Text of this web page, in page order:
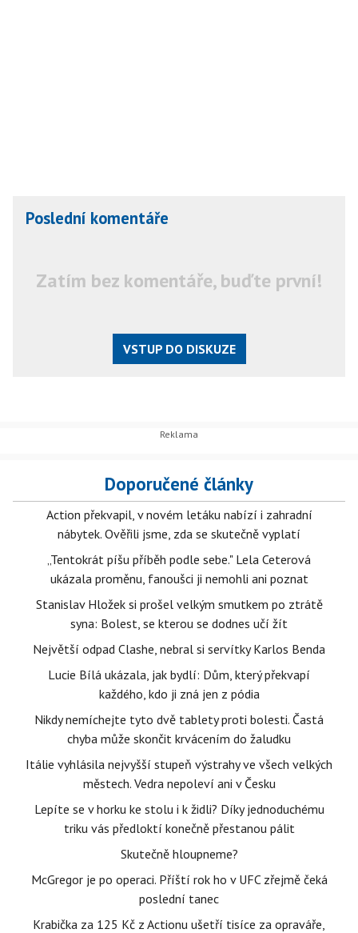
Poslední komentáře
Zatím bez komentáře, buďte první!
VSTUP DO DISKUZE
Doporučené články
Action překvapil, v novém letáku nabízí i zahradní
nábytek. Ověřili jsme, zda se skutečně vyplatí
„Tentokrát píšu příběh podle sebe." Lela Ceterová
ukázala proměnu, fanoušci ji nemohli ani poznat
Stanislav Hložek si prošel velkým smutkem po ztrátě
syna: Bolest, se kterou se dodnes učí žít
Největší odpad Clashe, nebral si servítky Karlos Benda
Lucie Bílá ukázala, jak bydlí: Dům, který překvapí
každého, kdo ji zná jen z pódia
Nikdy nemíchejte tyto dvě tablety proti bolesti. Častá
chyba může skončit krvácením do žaludku
Itálie vyhlásila nejvyšší stupeň výstrahy ve všech velkých
městech. Vedra nepoleví ani v Česku
Lepíte se v horku ke stolu i k židli? Díky jednoduchému
triku vás předloktí konečně přestanou pálit
Skutečně hloupneme?
McGregor je po operaci. Příští rok ho v UFC zřejmě čeká
poslední tanec
Krabička za 125 Kč z Actionu ušetří tisíce za opraváře,